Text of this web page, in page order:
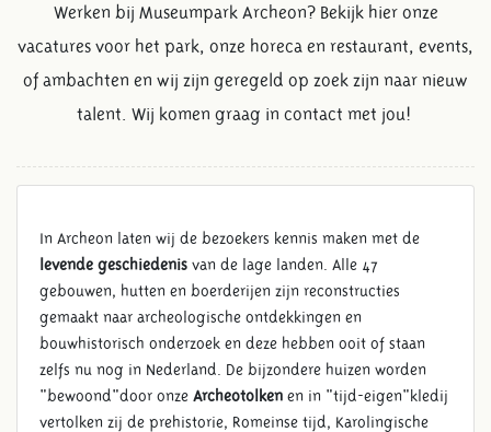
Werken bij Museumpark Archeon? Bekijk hier onze
vacatures voor het park, onze horeca en restaurant, events,
of ambachten en wij zijn geregeld op zoek zijn naar nieuw
talent. Wij komen graag in contact met jou!
In Archeon laten wij de bezoekers kennis maken met de
levende geschiedenis van de lage landen. Alle 47
gebouwen, hutten en boerderijen zijn reconstructies
gemaakt naar archeologische ontdekkingen en
bouwhistorisch onderzoek en deze hebben ooit of staan
zelfs nu nog in Nederland. De bijzondere huizen worden
"bewoond"door onze Archeotolken en in "tijd-eigen"kledij
vertolken zij de prehistorie, Romeinse tijd, Karolingische